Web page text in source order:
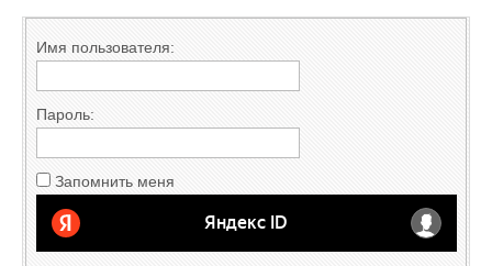
Имя пользователя:
Пароль:
Запомнить меня